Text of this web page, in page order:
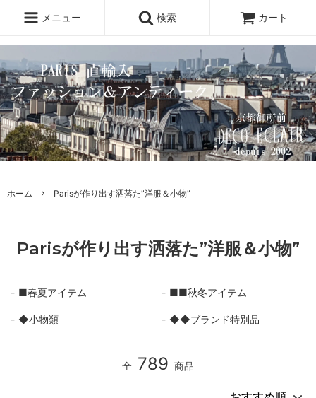
メニュー 検索 カート
ホーム Parisが作り出す洒落た”洋服＆小物”
Parisが作り出す洒落た”洋服＆小物”
■春夏アイテム ■■秋冬アイテム
◆小物類 ◆◆ブランド特別品
全 789 商品